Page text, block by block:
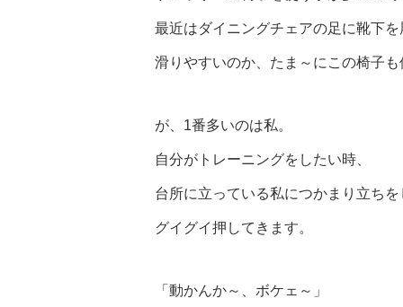
最近はダイニングチェアの足に靴下
滑りやすいのか、たま～にこの椅子
が、1番多いのは私。
自分がトレーニングをしたい時、
台所に立っている私につかまり立ち
グイグイ押してきます。
「動かんか～、ボケェ～」